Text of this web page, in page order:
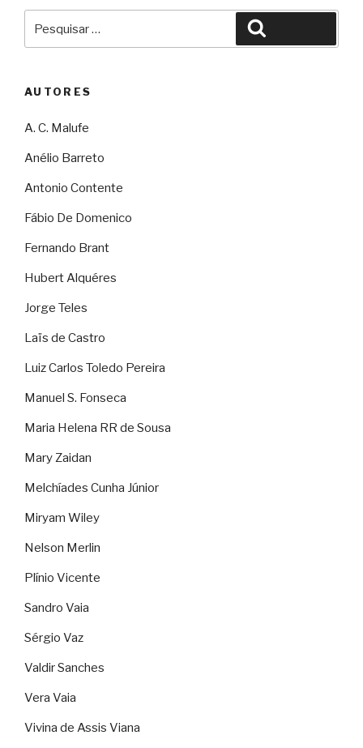
por:
AUTORES
A. C. Malufe
Anélio Barreto
Antonio Contente
Fábio De Domenico
Fernando Brant
Hubert Alquéres
Jorge Teles
Laïs de Castro
Luiz Carlos Toledo Pereira
Manuel S. Fonseca
Maria Helena RR de Sousa
Mary Zaidan
Melchíades Cunha Júnior
Miryam Wiley
Nelson Merlin
Plínio Vicente
Sandro Vaia
Sérgio Vaz
Valdir Sanches
Vera Vaia
Vivina de Assis Viana